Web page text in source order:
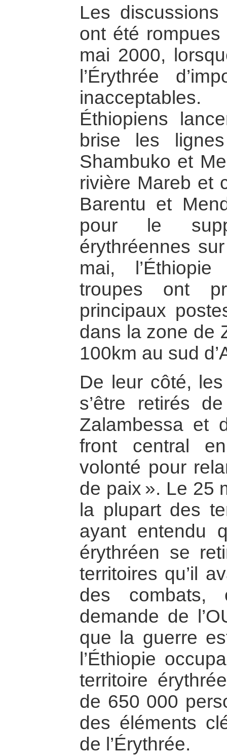
Les
ont été
mai 2000,
l’Érythrée
Éthiopiens
brise les
Shambuko et
rivière Mareb et
Barentu et
pour le
érythréennes
mai,
troupes ont
principaux
dans la zone de
100km au sud
De leur côté,
s’être retirés
Zalambessa et
front central
volonté pour
de paix ». Le 25
la plupart des
ayant entendu
érythréen se
territoires qu’il
des combats,
demande de
que la guerre
l’Éthiopie
territoire
de 650 000
des éléments
de l’Érythrée.